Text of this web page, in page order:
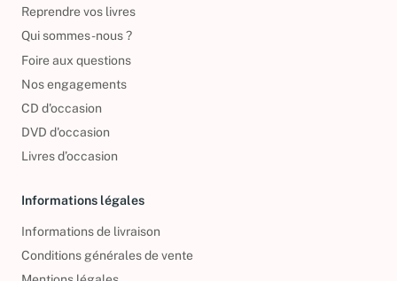
Reprendre vos livres
Qui sommes-nous ?
Foire aux questions
Nos engagements
CD d'occasion
DVD d'occasion
Livres d’occasion
Informations légales
Informations de livraison
Conditions générales de vente